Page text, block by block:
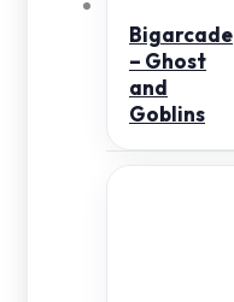
Bigarcade
– Ghost
and
Goblins